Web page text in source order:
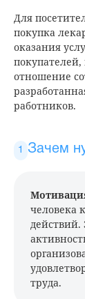
Для
покупка
оказания
отношение
работников.
Зачем
человека
действий.
труда.